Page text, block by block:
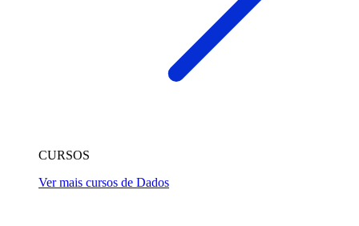
CURSOS
Ver mais cursos de Dados